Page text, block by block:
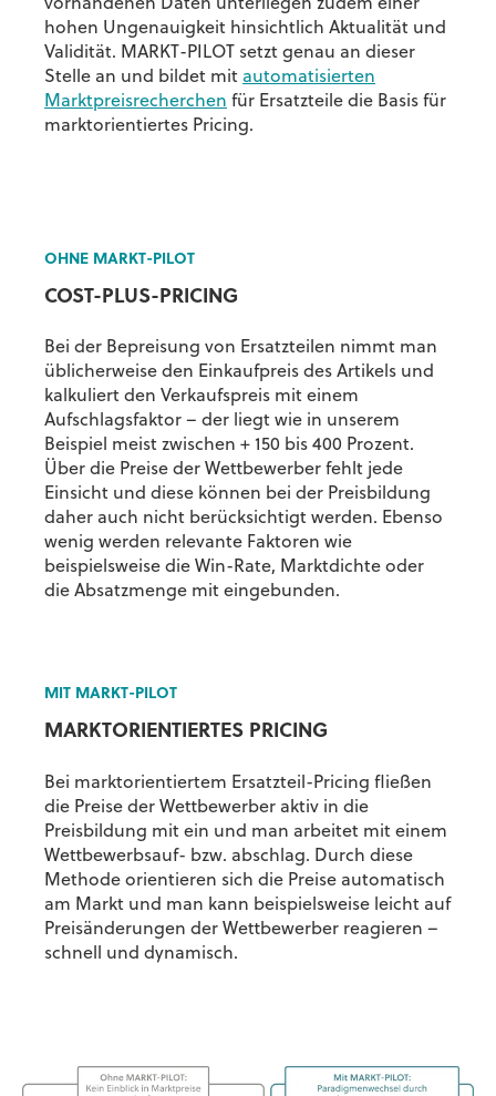
vorhandenen Daten unterliegen zudem einer
hohen Ungenauigkeit hinsichtlich Aktualität und
Validität. MARKT-PILOT setzt genau an dieser
Stelle an und bildet mit automatisierten
Marktpreisrecherchen für Ersatzteile die Basis für
marktorientiertes Pricing.
OHNE MARKT-PILOT
COST-PLUS-PRICING
Bei der Bepreisung von Ersatzteilen nimmt man
üblicherweise den Einkaufpreis des Artikels und
kalkuliert den Verkaufspreis mit einem
Aufschlagsfaktor – der liegt wie in unserem
Beispiel meist zwischen + 150 bis 400 Prozent.
Über die Preise der Wettbewerber fehlt jede
Einsicht und diese können bei der Preisbildung
daher auch nicht berücksichtigt werden. Ebenso
wenig werden relevante Faktoren wie
beispielsweise die Win-Rate, Marktdichte oder
die Absatzmenge mit eingebunden.
MIT MARKT-PILOT
MARKTORIENTIERTES PRICING
Bei marktorientiertem Ersatzteil-Pricing fließen
die Preise der Wettbewerber aktiv in die
Preisbildung mit ein und man arbeitet mit einem
Wettbewerbsauf- bzw. abschlag. Durch diese
Methode orientieren sich die Preise automatisch
am Markt und man kann beispielsweise leicht auf
Preisänderungen der Wettbewerber reagieren –
schnell und dynamisch.